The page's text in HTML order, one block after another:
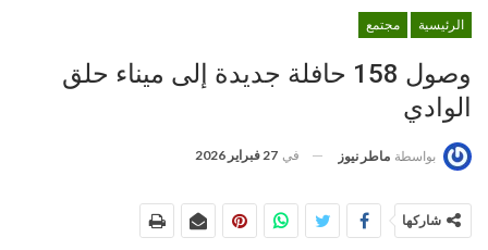
الرئيسية مجتمع
وصول 158 حافلة جديدة إلى ميناء حلق
الوادي
بواسطة ماطر نيوز في 27 فبراير 2026
شاركها